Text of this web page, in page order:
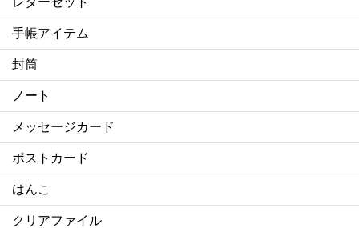
手帳アイテム
封筒
ノート
メッセージカード
ポストカード
はんこ
クリアファイル